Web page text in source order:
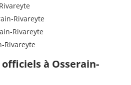
Rivareyte
Rivareyte
Rivareyte
à Osserain-